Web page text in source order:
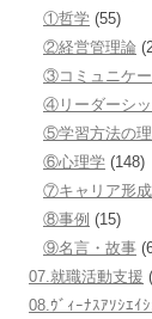
①哲学 (55)
②経営管理論
③コミュニケ
④リーダーシ
⑤学習方法の
⑥心理学 (148)
⑦キャリア形
⑧事例 (15)
⑨名言・故事
07.就職活動支援
08.ｳﾞｨｰﾅｽｱｿｼｴｲ